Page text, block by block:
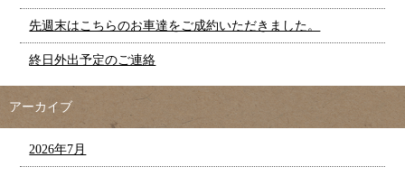
先週末はこちらのお車達をご成約いただきました。
終日外出予定のご連絡
アーカイブ
2026年7月